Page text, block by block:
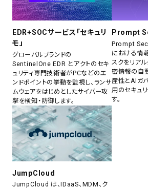
EDR+SOCサービス「セキュリ
モ」
グローバルブランドの
SentinelOne EDR とアクトのセキ
ュリティ専門技術者がPCなどのエ
ンドポイントの挙動を監視し、ランサ
ムウェアをはじめとしたサイバー攻
撃を検知・防御します。
Prompt
Prompt
における情
スクをリアル
密情報の自
産性とAIガ
用のセキュ
す。
JumpCloud
JumpCloud は、IDaaS、MDM、ク